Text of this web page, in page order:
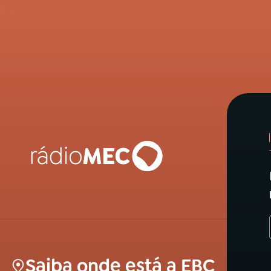
Saiba onde está a EBC